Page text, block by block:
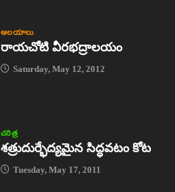
ఆలయాలు
రాయచోటి వీరభద్రాలయం
Saturday, May 12, 2012
చరిత్ర
శత్రుదుర్భేద్యమైన సిద్ధవటం కోట
Tuesday, May 17, 2011